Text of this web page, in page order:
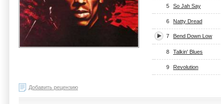
5 So Jah Say
6 Natty Dread
7 Bend Down Low
8 Talkin' Blues
9 Revolution
Добавить рецензию